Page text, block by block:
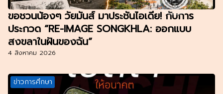
ขอชวนน้องๆ วัยมันส์ มาประชันไอเดีย! กับการ
ประกวด “RE-IMAGE SONGKHLA: ออกแบบ
สงขลาในฝันของฉัน”
4 สิงหาคม 2026
ข่าวการศึกษา